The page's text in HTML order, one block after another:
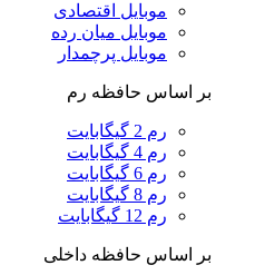
موبایل اقتصادی
موبایل میان رده
موبایل پرچمدار
بر اساس حافظه رم
رم 2 گیگابایت
رم 4 گیگابایت
رم 6 گیگابایت
رم 8 گیگابایت
رم 12 گیگابایت
بر اساس حافظه داخلی